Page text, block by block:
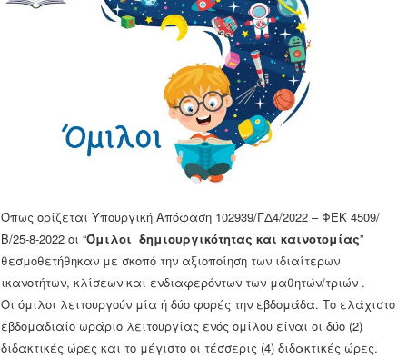
Όπως ορίζεταιΥπουργική Απόφαση 102939/ΓΔ4/2022 – ΦΕΚ 4509/
Β/25-8-2022οι “Όμιλοι δημιουργικότητας και καινοτομίας”
θεσμοθετήθηκαν με σκοπό την αξιοποίηση των ιδιαίτερων
ικανοτήτων, κλίσεων και ενδιαφερόντων των μαθητών/τριών .
Οι όμιλοι λειτουργούν μία ή δύο φορές την εβδομάδα. Το ελάχιστο
εβδομαδιαίο ωράριο λειτουργίας ενός ομίλου είναι οι δύο (2)
διδακτικές ώρες και το μέγιστο οι τέσσερις (4) διδακτικές ώρες.